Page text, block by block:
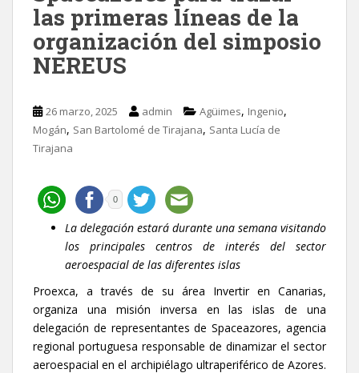
las primeras líneas de la
organización del simposio
NEREUS
26 marzo, 2025 admin Agüimes, Ingenio,
Mogán, San Bartolomé de Tirajana, Santa Lucía de
Tirajana
0
La delegación estará durante una semana visitando
los principales centros de interés del sector
aeroespacial de las diferentes islas
Proexca, a través de su área Invertir en Canarias,
organiza una misión inversa en las islas de una
delegación de representantes de Spaceazores, agencia
regional portuguesa responsable de dinamizar el sector
aeroespacial en el archipiélago ultraperiférico de Azores.